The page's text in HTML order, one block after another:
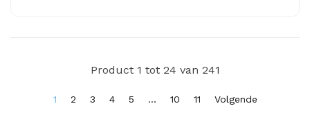
Product 1 tot 24 van 241
1 2 3 4 5 ... 10 11 Volgende